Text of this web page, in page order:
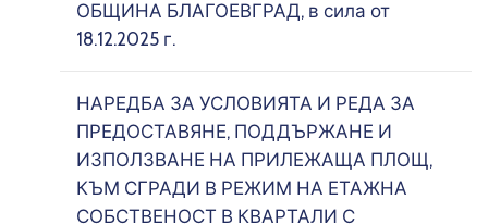
ОБЩИНА БЛАГОЕВГРАД, в сила от
18.12.2025 г.
НАРЕДБА ЗА УСЛОВИЯТА И РЕДА ЗА
ПРЕДОСТАВЯНЕ, ПОДДЪРЖАНЕ И
ИЗПОЛЗВАНЕ НА ПРИЛЕЖАЩА ПЛОЩ,
КЪМ СГРАДИ В РЕЖИМ НА ЕТАЖНА
СОБСТВЕНОСТ В КВАРТАЛИ С